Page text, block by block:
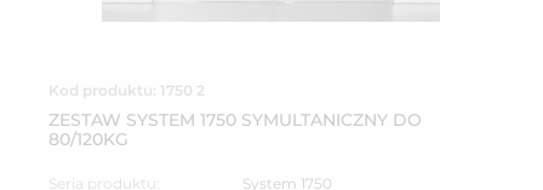
Kod produktu: 1750 2
ZESTAW SYSTEM 1750 SYMULTANICZNY DO
80/120KG
Seria produktu:
System 1750